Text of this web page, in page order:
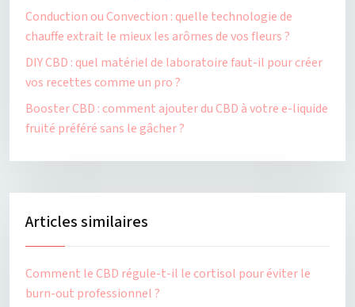
Conduction ou Convection : quelle technologie de
chauffe extrait le mieux les arômes de vos fleurs ?
DIY CBD : quel matériel de laboratoire faut-il pour créer
vos recettes comme un pro ?
Booster CBD : comment ajouter du CBD à votre e-liquide
fruité préféré sans le gâcher ?
Articles similaires
Comment le CBD régule-t-il le cortisol pour éviter le
burn-out professionnel ?